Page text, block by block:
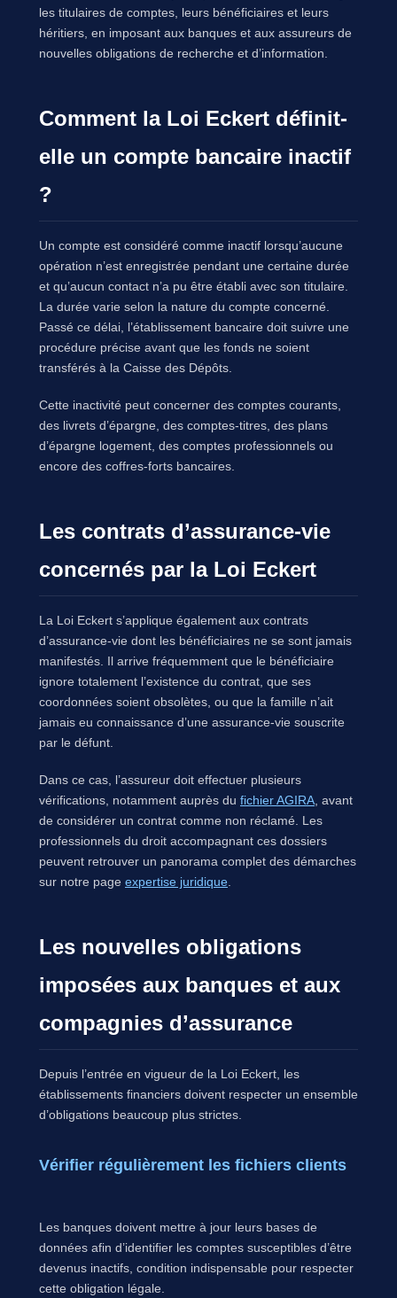
les titulaires de comptes, leurs bénéficiaires et leurs
héritiers, en imposant aux banques et aux assureurs de
nouvelles obligations de recherche et d’information.
Comment la Loi Eckert définit-
elle un compte bancaire inactif
?
Un compte est considéré comme inactif lorsqu’aucune
opération n’est enregistrée pendant une certaine durée
et qu’aucun contact n’a pu être établi avec son titulaire.
La durée varie selon la nature du compte concerné.
Passé ce délai, l’établissement bancaire doit suivre une
procédure précise avant que les fonds ne soient
transférés à la Caisse des Dépôts.
Cette inactivité peut concerner des comptes courants,
des livrets d’épargne, des comptes-titres, des plans
d’épargne logement, des comptes professionnels ou
encore des coffres-forts bancaires.
Les contrats d’assurance-vie
concernés par la Loi Eckert
La Loi Eckert s’applique également aux contrats
d’assurance-vie dont les bénéficiaires ne se sont jamais
manifestés. Il arrive fréquemment que le bénéficiaire
ignore totalement l’existence du contrat, que ses
coordonnées soient obsolètes, ou que la famille n’ait
jamais eu connaissance d’une assurance-vie souscrite
par le défunt.
Dans ce cas, l’assureur doit effectuer plusieurs
vérifications, notamment auprès du fichier AGIRA , avant
de considérer un contrat comme non réclamé. Les
professionnels du droit accompagnant ces dossiers
peuvent retrouver un panorama complet des démarches
sur notre page expertise juridique
Les nouvelles obligations
imposées aux banques et aux
compagnies d’assurance
Depuis l’entrée en vigueur de la Loi Eckert, les
établissements financiers doivent respecter un ensemble
d’obligations beaucoup plus strictes.
Vérifier régulièrement les fichiers clients
Les banques doivent mettre à jour leurs bases de
données afin d’identifier les comptes susceptibles d’être
devenus inactifs, condition indispensable pour respecter
cette obligation légale.